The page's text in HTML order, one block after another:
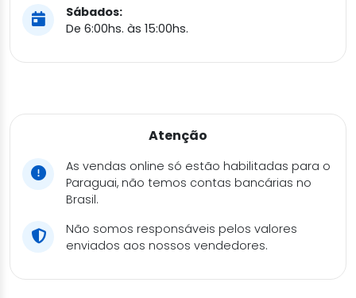
Sábados:
De 6:00hs. às 15:00hs.
Atenção
As vendas online só estão habilitadas para o
Paraguai, não temos contas bancárias no
Brasil.
Não somos responsáveis pelos valores
enviados aos nossos vendedores.